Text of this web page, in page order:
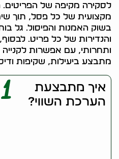
לסקירה מקיפה של
מקצועית של כל פסל, תוך
בשוק האמנות והפיסול. גל
והנדירות של כל פריט.
ותחרותי, עם אפשרות לקנייה
מתבצע ביעילות, שקיפות
איך מתבצעת
הערכת השווי?
1